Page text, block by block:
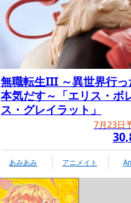
無職転生III ～異世界行っ
本気だす～「エリス・ボ
ス・グレイラット」
7月23日
あみあみ アニメイト